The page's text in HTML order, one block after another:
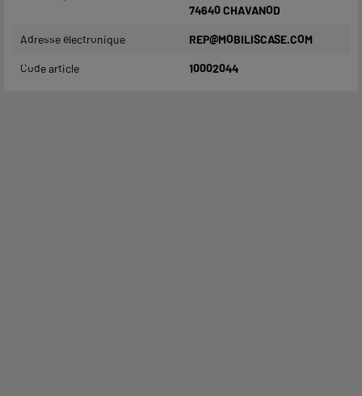
74640 CHAVANOD
Adresse électronique REP@MOBILISCASE.COM
Code article 10002044